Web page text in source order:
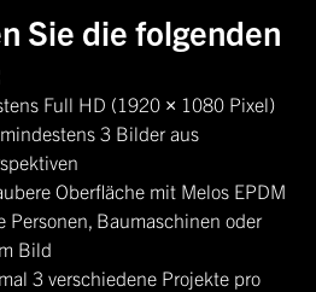
Sie die folgenden
Full HD (1920 × 1080 Pixel)
mindestens 3 Bilder aus
Oberfläche mit Melos EPDM
Personen, Baumaschinen oder
Bild
3 verschiedene Projekte pro